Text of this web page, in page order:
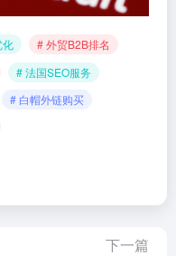
化
# 外贸B2B排名
# 法国SEO服务
# 白帽外链购买
下一篇